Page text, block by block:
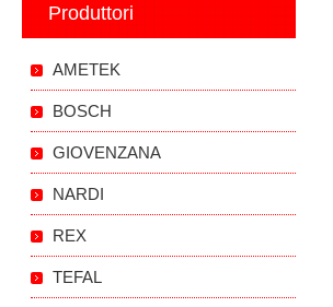
Produttori
AMETEK
BOSCH
GIOVENZANA
NARDI
REX
TEFAL